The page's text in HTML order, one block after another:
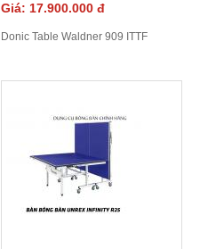
Giá: 17.900.000 đ
Donic Table Waldner 909 ITTF